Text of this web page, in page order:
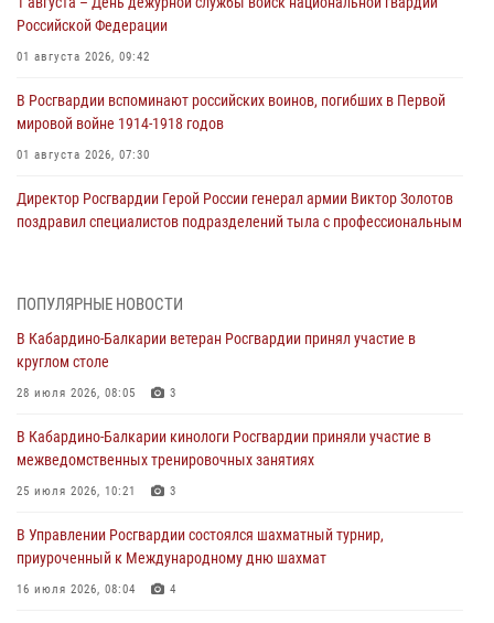
Российской Федерации
01 августа 2026, 09:42
В Росгвардии вспоминают российских воинов, погибших в Первой
мировой войне 1914-1918 годов
01 августа 2026, 07:30
Директор Росгвардии Герой России генерал армии Виктор Золотов
поздравил специалистов подразделений тыла с профессиональным
направлении
31 июля 2026, 09:22
генерала армии Виктора Золотова с заместителем полномочного
представителя Президента Российской Федерации в Северо-
Кавказском федеральном округе Виталием Кузнецовым
Управление Росгвардии по Кабардино-Балкарской Республике
информирует
ПОПУЛЯРНЫЕ НОВОСТИ
В Кабардино-Балкарии ветеран Росгвардии принял участие в
круглом столе
28 июля 2026, 08:05 3
В Кабардино-Балкарии кинологи Росгвардии приняли участие в
межведомственных тренировочных занятиях
25 июля 2026, 10:21 3
В Управлении Росгвардии состоялся шахматный турнир,
приуроченный к Международному дню шахмат
16 июля 2026, 08:04 4